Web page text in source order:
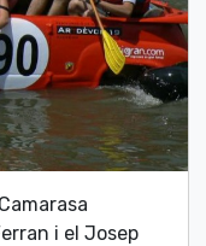
i el Josep